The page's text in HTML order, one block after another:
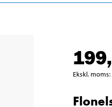
199
Ekskl. moms: